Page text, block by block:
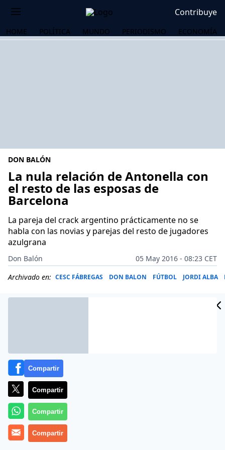
Contribuye
HOME POLÍTICA MUNDO PERIODISMO ECONOMÍA
DON BALÓN
La nula relación de Antonella con
el resto de las esposas de
Barcelona
La pareja del crack argentino prácticamente no se
habla con las novias y parejas del resto de jugadores
azulgrana
Don Balón
05 May 2016 - 08:23 CET
Archivado en: CESC FÁBREGAS DON BALON FÚTBOL JORDI ALBA
Antonella Roccuzzo, la pareja de Leo Messi,
Compartir
Compartir
Compartir
Compartir